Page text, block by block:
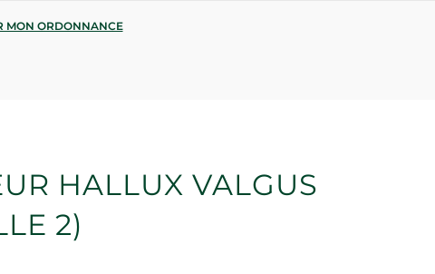
MON ORDONNANCE
HALLUX VALGUS
2)